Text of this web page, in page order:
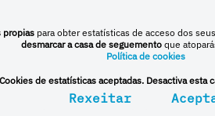
propiaspara obter estatísticas de acceso dos
desmarcar a casa de seguementoque
Política de cookies
Cookies de estatísticas aceptadas. Desactiva esta
Rexeitar